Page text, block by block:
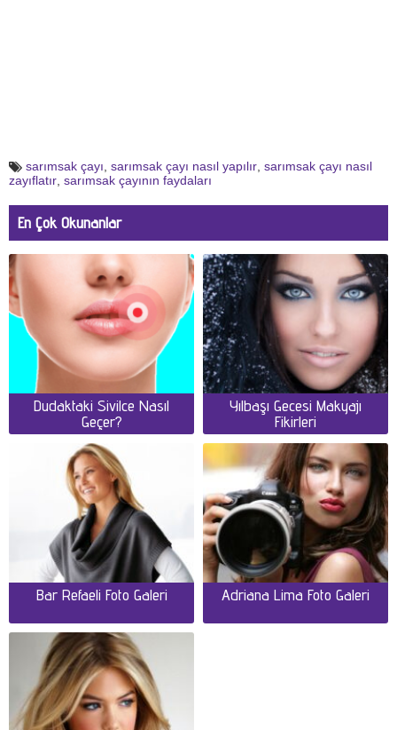
sarımsak çayı, sarımsak çayı nasıl yapılır, sarımsak çayı nasıl
zayıflatır, sarımsak çayının faydaları
En Çok Okunanlar
Dudaktaki Sivilce Nasıl
Geçer?
Yılbaşı Gecesi Makyajı
Fikirleri
Bar Refaeli Foto Galeri Adriana Lima Foto Galeri